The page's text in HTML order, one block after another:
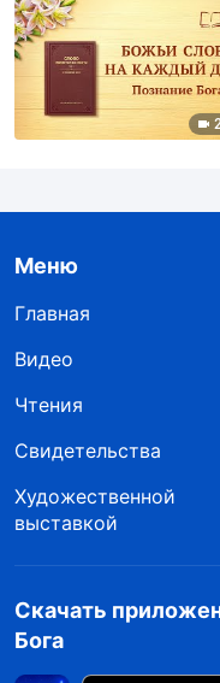
Меню
Главная
Видео
Чтения
Свидетельства
Художественной
выставкой
Скачать
Бога